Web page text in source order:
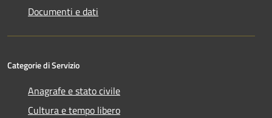
Documenti e dati
Categorie di Servizio
Anagrafe e stato civile
Cultura e tempo libero